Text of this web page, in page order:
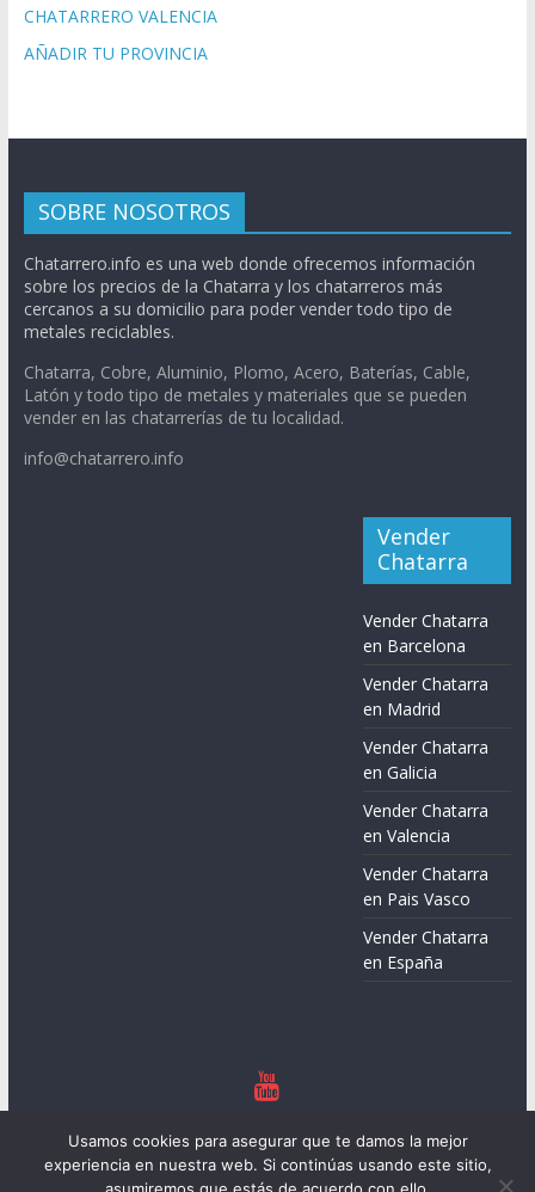
CHATARRERO VALENCIA
AÑADIR TU PROVINCIA
SOBRE NOSOTROS
Chatarrero.info es una web donde ofrecemos información
sobre los precios de la Chatarra y los chatarreros más
cercanos a su domicilio para poder vender todo tipo de
metales reciclables.
Chatarra, Cobre, Aluminio, Plomo, Acero, Baterías, Cable,
Latón y todo tipo de metales y materiales que se pueden
vender en las chatarrerías de tu localidad.
info@chatarrero.info
Vender
Chatarra
Vender Chatarra
en Barcelona
Vender Chatarra
en Madrid
Vender Chatarra
en Galicia
Vender Chatarra
en Valencia
Vender Chatarra
en Pais Vasco
Vender Chatarra
en España
derechos reservados.
Tema:ColorMagpor ThemeGrill. Funciona conWordPress
Usamos cookies para asegurar que te damos la mejor
experiencia en nuestra web. Si continúas usando este sitio,